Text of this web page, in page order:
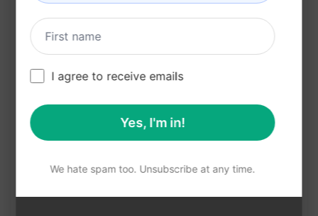
に参加し、コミュニティを形成する
クロードで試す ChatGPTで試す
プロンプト統計
注意：上記の説明は正確性を確認したものではあり
I agree to receive emails
Yes, I'm in!
We hate spam too. Unsubscribe at any time.